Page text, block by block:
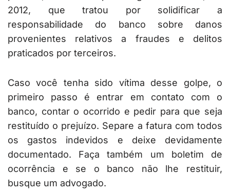
2012, que tratou por solidificar a
responsabilidade do banco sobre danos
provenientes relativos a fraudes e delitos
praticados por terceiros.
Caso você tenha sido vítima desse golpe, o
primeiro passo é entrar em contato com o
banco, contar o ocorrido e pedir para que seja
restituído o prejuízo. Separe a fatura com todos
os gastos indevidos e deixe devidamente
documentado. Faça também um boletim de
ocorrência e se o banco não lhe restituir,
busque um advogado.